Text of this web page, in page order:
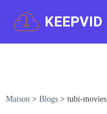
KEEPVID
Maison > Blogs > tubi-movies